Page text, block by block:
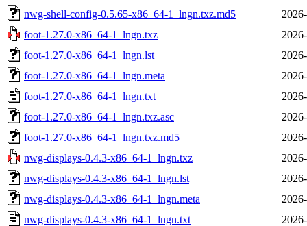
nwg-shell-config-0.5.65-x86_64-1_lngn.txz.md5
foot-1.27.0-x86_64-1_lngn.txz
foot-1.27.0-x86_64-1_lngn.lst
foot-1.27.0-x86_64-1_lngn.meta
foot-1.27.0-x86_64-1_lngn.txt
foot-1.27.0-x86_64-1_lngn.txz.asc
foot-1.27.0-x86_64-1_lngn.txz.md5
nwg-displays-0.4.3-x86_64-1_lngn.txz
nwg-displays-0.4.3-x86_64-1_lngn.lst
nwg-displays-0.4.3-x86_64-1_lngn.meta
nwg-displays-0.4.3-x86_64-1_lngn.txt